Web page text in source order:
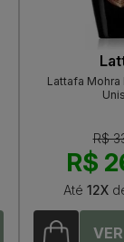
Lattafa Mohra
R$
R$
Até 12X